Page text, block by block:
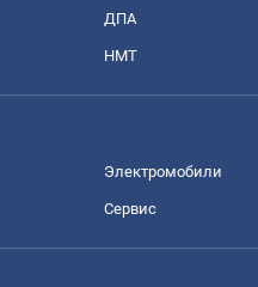
ДПА
НМТ
Электромобили
Сервис